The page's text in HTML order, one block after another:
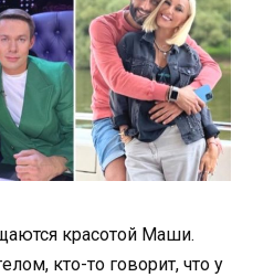
красотой Маши.
кто-то говорит, что у